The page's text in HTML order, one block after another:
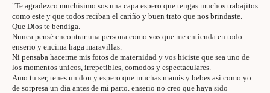
"Te agradezco muchisimo sos una capa espero que tengas muchos trabajitos
como este y que todos reciban el cariño y buen trato que nos brindaste.
Que Dios te bendiga.
Nunca pensé encontrar una persona como vos que me entienda en todo
enserio y encima haga maravillas.
Ni pensaba hacerme mis fotos de maternidad y vos hiciste que sea uno de
los momentos unicos, irrepetibles, comodos y espectaculares.
Amo tu ser, tenes un don y espero que muchas mamis y bebes asi como yo
de sorpresa un dia antes de mi parto. enserio no creo que haya sido